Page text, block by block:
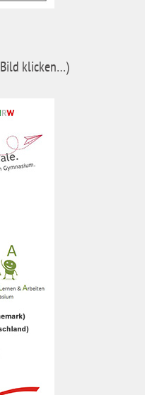
klicken…)